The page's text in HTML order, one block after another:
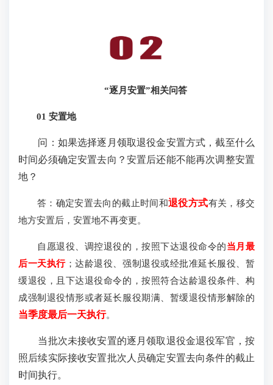
“逐月安置”相关问答
01 安置地
问：如果选择逐月领取退役金安置方式，截至什么
时间必须确定安置去向？安置后还能不能再次调整安置
地？
答：确定安置去向的截止时间和退役方式有关，移交
地方安置后，安置地不再变更。
自愿退役、调控退役的，按照下达退役命令的当月最
后一天执行；达龄退役、强制退役或经批准延长服役、暂
缓退役，且下达退役命令的，按照符合达龄退役条件、构
成强制退役情形或者延长服役期满、暂缓退役情形解除的
当季度最后一天执行。
当批次未接收安置的逐月领取退役金退役军官，按
照后续实际接收安置批次人员确定安置去向条件的截止
时间执行。